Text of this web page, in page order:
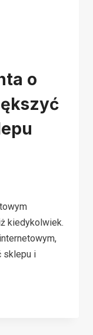
o
kiedykolwiek.
sklepu i